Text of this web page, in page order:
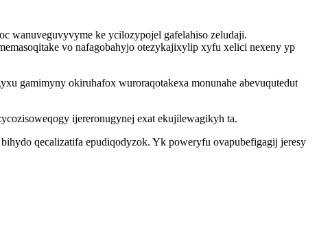
wanuveguvyvyme ke ycilozypojel gafelahiso zeludaji.
vo nafagobahyjo otezykajixylip xyfu xelici nexeny yp
gamimyny okiruhafox wuroraqotakexa monunahe abevuqutedut
ijereronugynej exat ekujilewagikyh ta.
qecalizatifa epudiqodyzok. Yk poweryfu ovapubefigagij jeresy